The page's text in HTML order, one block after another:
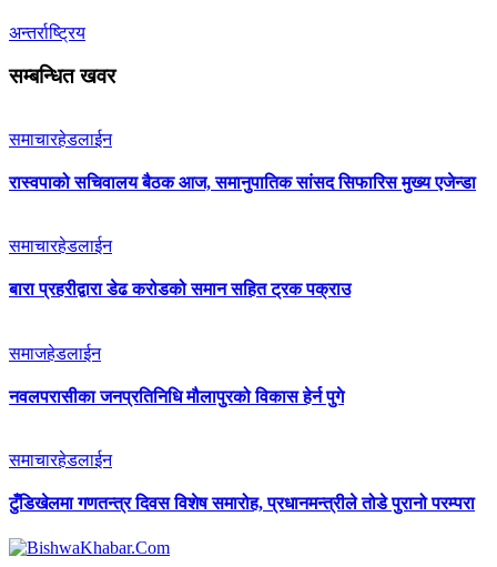
अन्तर्राष्ट्रिय
सम्बन्धित खवर
समाचारहेडलाईन
रास्वपाको सचिवालय बैठक आज, समानुपातिक सांसद सिफारिस मुख्य एजेन्डा
समाचारहेडलाईन
बारा प्रहरीद्वारा डेढ करोडको समान सहित ट्रक पक्राउ
समाजहेडलाईन
नवलपरासीका जनप्रतिनिधि मौलापुरको विकास हेर्न पुगे
समाचारहेडलाईन
टुँडिखेलमा गणतन्त्र दिवस विशेष समारोह, प्रधानमन्त्रीले तोडे पुरानो परम्परा